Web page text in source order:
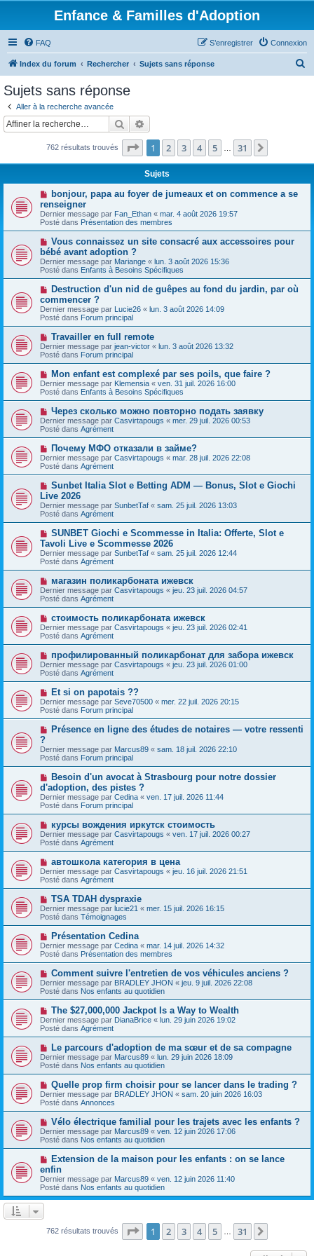
Enfance & Familles d'Adoption
FAQ Connexion
S’enregistrer
Index du forum Rechercher Sujets sans réponse
c
Sujets sans réponse
Aller à la recherche avancée
Rechercher
762 résultats trouvés Page 1sur31
1 2 3 4 5 31
Sujets
N
u
v
e
a
u
m
e
s
a
g
e
bonjour, papa au foyer de jumeaux et on commence a se
renseigner
Dernier message par Fan_Ethan « mar. 4 août 2026 19:57
Posté dans Présentation des membres
N
o
u
v
e
a
m
e
s
a
e
Vous connaissez un site consacré aux accessoires pour
bébé avant adoption ?
Dernier message par Mariange « lun. 3 août 2026 15:36
Posté dans Enfants à Besoins Spécifiques
N
u
v
e
a
m
e
s
s
a
g
e
Destruction d'un nid de guêpes au fond du jardin, par où
commencer ?
Dernier message par Lucie26 « lun. 3 août 2026 14:09
Posté dans Forum principal
N
o
u
v
e
a
u
m
e
s
s
a
g
e
Travailler en full remote
Dernier message par jean-victor « lun. 3 août 2026 13:32
Posté dans Forum principal
N
o
u
v
e
a
u
m
e
s
a
g
e
Mon enfant est complexé par ses poils, que faire ?
Dernier message par Klemensia « ven. 31 juil. 2026 16:00
Posté dans Enfants à Besoins Spécifiques
N
o
u
v
e
a
u
m
e
s
s
a
g
e
Через сколько можно повторно подать заявку
Dernier message par Casvirtapougs « mer. 29 juil. 2026 00:53
Posté dans Agrément
N
o
u
v
e
a
u
m
e
s
s
a
g
e
Почему МФО отказали в займе?
Dernier message par Casvirtapougs « mar. 28 juil. 2026 22:08
Posté dans Agrément
N
u
v
e
a
u
m
e
s
g
e
Sunbet Italia Slot e Betting ADM — Bonus, Slot e Giochi
Live 2026
Dernier message par SunbetTaf « sam. 25 juil. 2026 13:03
Posté dans Agrément
N
u
v
e
a
u
m
e
s
s
a
g
e
SUNBET Giochi e Scommesse in Italia: Offerte, Slot e
Tavoli Live e Scommesse 2026
Dernier message par SunbetTaf « sam. 25 juil. 2026 12:44
Posté dans Agrément
N
o
u
v
a
u
m
e
s
s
a
g
e
магазин поликарбоната ижевск
Dernier message par Casvirtapougs « jeu. 23 juil. 2026 04:57
Posté dans Agrément
N
o
u
v
a
u
m
e
s
a
g
e
стоимость поликарбоната ижевск
Dernier message par Casvirtapougs « jeu. 23 juil. 2026 02:41
Posté dans Agrément
N
o
u
v
e
a
u
m
e
g
e
профилированный поликарбонат для забора ижевск
Dernier message par Casvirtapougs « jeu. 23 juil. 2026 01:00
Posté dans Agrément
N
o
u
v
e
a
m
e
s
s
a
g
e
Et si on papotais ??
Dernier message par Seve70500 « mer. 22 juil. 2026 20:15
Posté dans Forum principal
N
v
e
a
m
e
s
g
e
Présence en ligne des études de notaires — votre ressenti
?
Dernier message par Marcus89 « sam. 18 juil. 2026 22:10
Posté dans Forum principal
N
u
v
e
a
u
m
e
s
s
a
g
e
Besoin d'un avocat à Strasbourg pour notre dossier
d'adoption, des pistes ?
Dernier message par Cedina « ven. 17 juil. 2026 11:44
Posté dans Forum principal
N
o
u
v
a
u
m
e
s
s
a
g
e
курсы вождения иркутск стоимость
Dernier message par Casvirtapougs « ven. 17 juil. 2026 00:27
Posté dans Agrément
N
o
u
v
e
u
m
e
s
a
g
e
автошкола категория в цена
Dernier message par Casvirtapougs « jeu. 16 juil. 2026 21:51
Posté dans Agrément
N
o
u
v
e
a
u
m
e
s
s
a
g
e
TSA TDAH dyspraxie
Dernier message par lucie21 « mer. 15 juil. 2026 16:15
Posté dans Témoignages
N
o
u
v
a
u
m
e
s
s
a
g
e
Présentation Cedina
Dernier message par Cedina « mar. 14 juil. 2026 14:32
Posté dans Présentation des membres
N
o
u
v
e
u
m
e
s
a
g
e
Comment suivre l'entretien de vos véhicules anciens ?
Dernier message par BRADLEY JHON « jeu. 9 juil. 2026 22:08
Posté dans Nos enfants au quotidien
N
o
u
v
e
a
u
m
e
s
s
a
g
e
The $27,000,000 Jackpot Is a Way to Wealth
Dernier message par DianaBrice « lun. 29 juin 2026 19:02
Posté dans Agrément
N
o
u
v
a
u
m
e
s
s
a
g
e
Le parcours d'adoption de ma sœur et de sa compagne
Dernier message par Marcus89 « lun. 29 juin 2026 18:09
Posté dans Nos enfants au quotidien
N
o
u
v
e
u
m
e
s
a
g
e
Quelle prop firm choisir pour se lancer dans le trading ?
Dernier message par BRADLEY JHON « sam. 20 juin 2026 16:03
Posté dans Annonces
N
o
u
v
e
a
u
m
e
s
e
Vélo électrique familial pour les trajets avec les enfants ?
Dernier message par Marcus89 « ven. 12 juin 2026 17:06
Posté dans Nos enfants au quotidien
N
o
u
v
e
a
s
Extension de la maison pour les enfants : on se lance
enfin
Dernier message par Marcus89 « ven. 12 juin 2026 11:40
Posté dans Nos enfants au quotidien
762 résultats trouvés Page 1sur31
1 2 3 4 5 31